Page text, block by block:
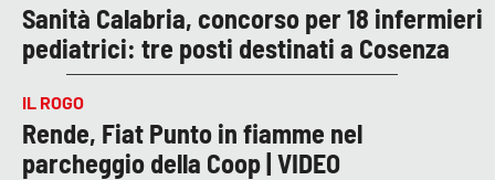
Sanità Calabria, concorso per 18 infermieri
pediatrici: tre posti destinati a Cosenza
IL ROGO
Rende, Fiat Punto in fiamme nel
parcheggio della Coop | VIDEO